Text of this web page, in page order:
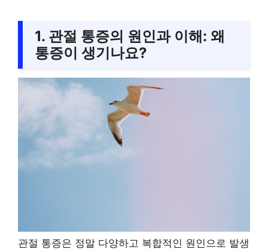
1. 관절 통증의 원인과 이해: 왜
통증이 생기나요?
관절 통증은 정말 다양하고 복합적인 원인으로 발생